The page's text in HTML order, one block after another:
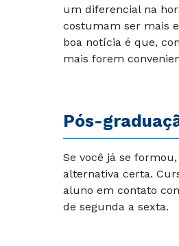
um diferencial na
costumam ser mais
boa notícia é que,
mais forem
Pós-
Se você já se
alternativa certa.
aluno em contato
de segunda a sexta.